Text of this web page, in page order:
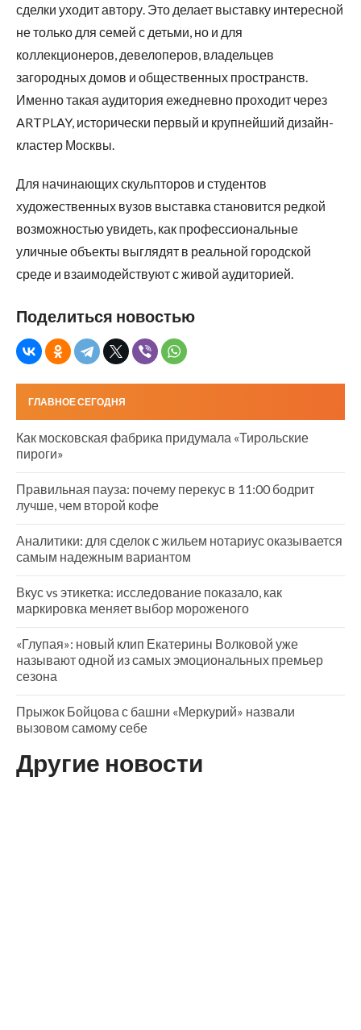
сделки уходит автору. Это делает выставку интересной
не только для семей с детьми, но и для
коллекционеров, девелоперов, владельцев
загородных домов и общественных пространств.
Именно такая аудитория ежедневно проходит через
ARTPLAY, исторически первый и крупнейший дизайн-
кластер Москвы.
Для начинающих скульпторов и студентов
художественных вузов выставка становится редкой
возможностью увидеть, как профессиональные
уличные объекты выглядят в реальной городской
среде и взаимодействуют с живой аудиторией.
Поделиться новостью
ГЛАВНОЕ СЕГОДНЯ
Как московская фабрика придумала «Тирольские
пироги»
Правильная пауза: почему перекус в 11:00 бодрит
лучше, чем второй кофе
Аналитики: для сделок с жильем нотариус оказывается
самым надежным вариантом
Вкус vs этикетка: исследование показало, как
маркировка меняет выбор мороженого
«Глупая»: новый клип Екатерины Волковой уже
называют одной из самых эмоциональных премьер
сезона
Прыжок Бойцова с башни «Меркурий» назвали
вызовом самому себе
Другие новости